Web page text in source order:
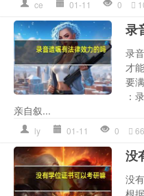
ce 01-11 0
录
录
才
要
：
亲自叙...
ly 01-11 0
没
没